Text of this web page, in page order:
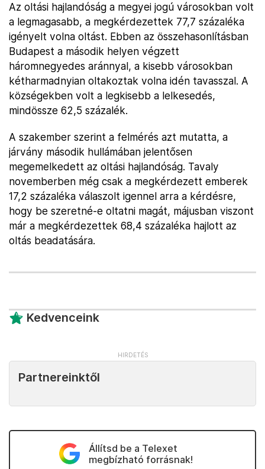
Az oltási hajlandóság a megyei jogú városokban volt
a legmagasabb, a megkérdezettek 77,7 százaléka
igényelt volna oltást. Ebben az összehasonlításban
Budapest a második helyen végzett
háromnegyedes aránnyal, a kisebb városokban
kétharmadnyian oltakoztak volna idén tavasszal. A
községekben volt a legkisebb a lelkesedés,
mindössze 62,5 százalék.
A szakember szerint a felmérés azt mutatta, a
járvány második hullámában jelentősen
megemelkedett az oltási hajlandóság. Tavaly
novemberben még csak a megkérdezett emberek
17,2 százaléka válaszolt igennel arra a kérdésre,
hogy be szeretné-e oltatni magát, májusban viszont
már a megkérdezettek 68,4 százaléka hajlott az
oltás beadatására.
Kedvenceink
Partnereinktől
Állítsd be a Telexet
megbízható forrásnak!